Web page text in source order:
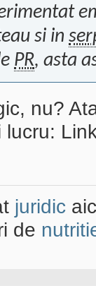
si in
PR, asta
nu?
juridic
de